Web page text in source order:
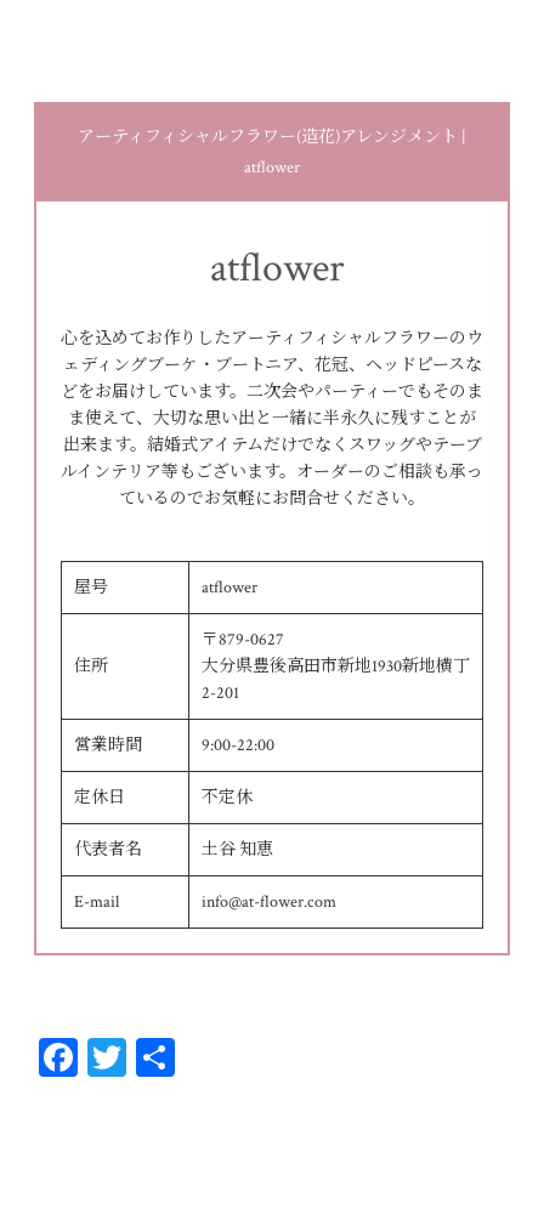
アーティフィシャルフラワー(造花)アレンジメント |
atflower
atflower
心を込めてお作りしたアーティフィシャルフラワーのウ
ェディングブーケ・ブートニア、花冠、ヘッドピースな
どをお届けしています。二次会やパーティーでもそのま
ま使えて、大切な思い出と一緒に半永久に残すことが
出来ます。結婚式アイテムだけでなくスワッグやテーブ
ルインテリア等もございます。オーダーのご相談も承っ
ているのでお気軽にお問合せください。
屋号 atflower
住所
〒879-0627
大分県豊後高田市新地1930新地横丁
2-201
営業時間 9:00-22:00
定休日 不定休
代表者名 土谷 知恵
E-mail info@at-flower.com
Fa T